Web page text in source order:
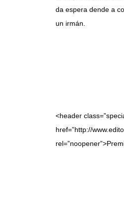
da espera dende a
un irmán.
<header
href=”http://